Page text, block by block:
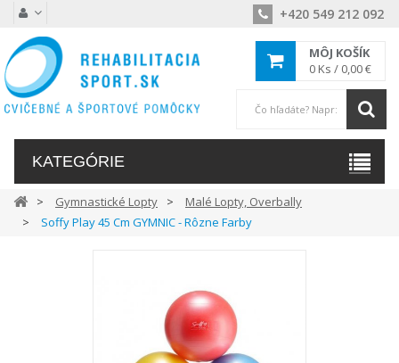
+420 549 212 092
MÔJ KOŠÍK
0 Ks / 0,00 €
KATEGÓRIE
Gymnastické Lopty
Malé Lopty, Overbally
Soffy Play 45 Cm GYMNIC - Rôzne Farby